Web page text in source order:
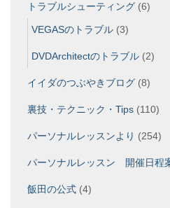
トラブルシューティング (6)
VEGASのトラブル (3)
DVDArchitectのトラブル (2)
イイダのつぶやきブログ (8)
裏技・テクニック・Tips (110)
パーソナルレッスンより (254)
パーソナルレッスン 開催日程
飯田の公式 (4)